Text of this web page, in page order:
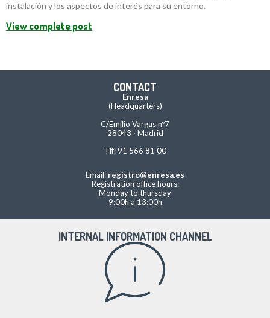
instalación y los aspectos de interés para su entorno.
View complete post
CONTACT
Enresa
(Headquarters)
C/Emilio Vargas nº7
28043 · Madrid
Tlf: 91 566 81 00
Email: registro@enresa.es
Registration office hours:
Monday to thursday
9:00h a 13:00h
INTERNAL INFORMATION CHANNEL